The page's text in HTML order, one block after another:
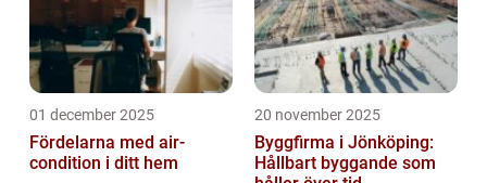
01 december 2025
Fördelarna med air-
condition i ditt hem
20 november 2025
Byggfirma i Jönköping:
Hållbart byggande som